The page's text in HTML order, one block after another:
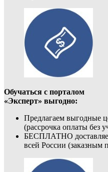
Обучаться с порталом
«Эксперт» выгодно:
Предлагаем выгодные
(рассрочка оплаты без
БЕСПЛАТНО
всей России